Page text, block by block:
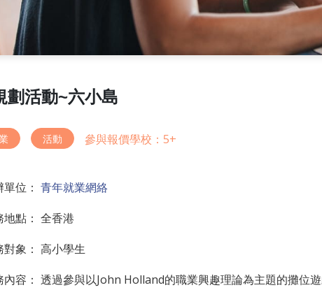
劃活動~六小島
活動 參與報價學校：5+
位： 青年就業網絡
地點： 全香港
對象： 高小學生
容： 透過參與以John Holland的職業興趣理論為主題的攤位